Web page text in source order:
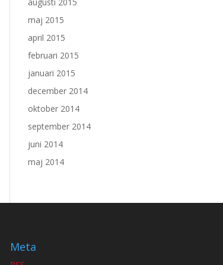
maj 2015
april 2015
februari 2015
januari 2015
december 2014
oktober 2014
september 2014
juni 2014
maj 2014
Meta